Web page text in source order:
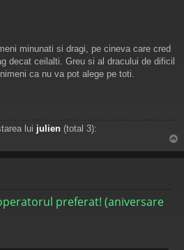
minunati si dragi, pe cineva care cred
decat ceilalti. Greu si al dracului de dificil
ca nu va pot alege pe toti.
lui julien (total 3):
u
preferat! (aniversare